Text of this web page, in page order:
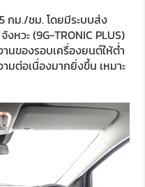
กม./ชม. โดยมีระบบส่ง
หวะ (9G-TRONIC PLUS)
นของรอบเครื่องยนต์ให้ต่ำ
ามต่อเนื่องมากยิ่งขึ้น เหมาะ